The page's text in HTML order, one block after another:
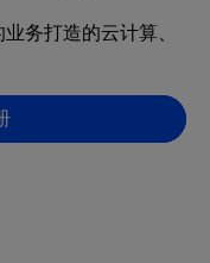
务打造的云计算、